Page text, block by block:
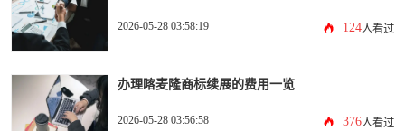
2026-05-28 03:58:19 124人看过
办理喀麦隆商标续展的费用一览
2026-05-28 03:56:58 376人看过